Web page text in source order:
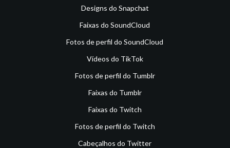
Designs do Snapchat
Faixas do SoundCloud
Fotos de perfil do SoundCloud
Vídeos do TikTok
Fotos de perfil do Tumblr
Faixas do Tumblr
Faixas do Twitch
Fotos de perfil do Twitch
Cabeçalhos do Twitter